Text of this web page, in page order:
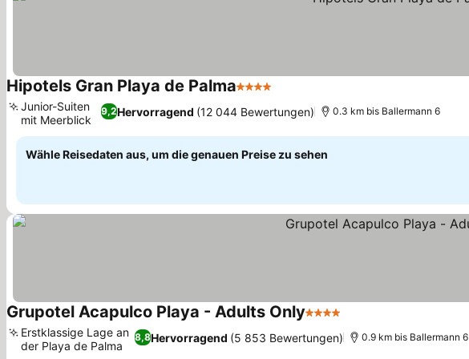
Hipotels Gran Playa de Palma4 Sterne
9,2Hervorragend (12 044 Bewertungen)
Junior-Suiten
mit Meerblick
0.3 km bis Ballermann 6
Wähle Reisedaten aus, um die genauen Preise zu sehen
Grupotel Acapulco Playa - Adults Only4 Sterne
8,8Hervorragend (5 853 Bewertungen)
Erstklassige Lage an
der Playa de Palma
0.9 km bis Ballermann 6